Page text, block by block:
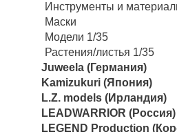
Инструменты и
Маски
Модели 1/35
Растения/листья 1/35
Juweela (Германия)
Kamizukuri (Япония)
L.Z. models (Ирландия)
LEADWARRIOR (Россия)
LEGEND Production